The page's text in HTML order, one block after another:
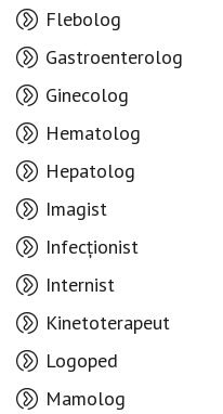
Flebolog
Gastroenterolog
Ginecolog
Hematolog
Hepatolog
Imagist
Infecționist
Internist
Kinetoterapeut
Logoped
Mamolog